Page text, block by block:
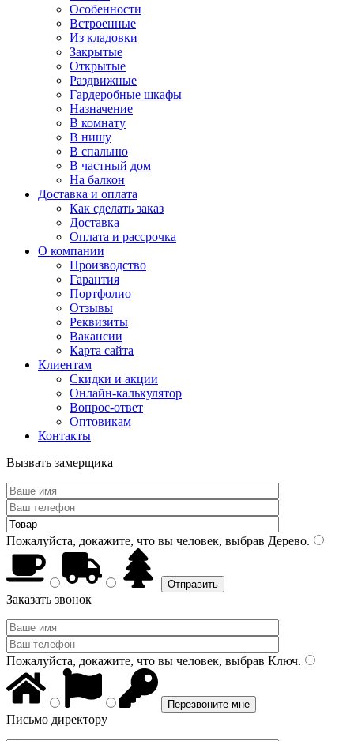
Особенности
Встроенные
Из кладовки
Закрытые
Открытые
Раздвижные
Гардеробные шкафы
Назначение
В комнату
В нишу
В спальню
В частный дом
На балкон
Доставка и оплата
Как сделать заказ
Доставка
Оплата и рассрочка
О компании
Производство
Гарантия
Портфолио
Отзывы
Реквизиты
Вакансии
Карта сайта
Клиентам
Скидки и акции
Онлайн-калькулятор
Вопрос-ответ
Оптовикам
Контакты
Вызвать замерщика
Пожалуйста, докажите, что вы человек, выбрав Дерево.
Заказать звонок
Пожалуйста, докажите, что вы человек, выбрав Ключ.
Письмо директору